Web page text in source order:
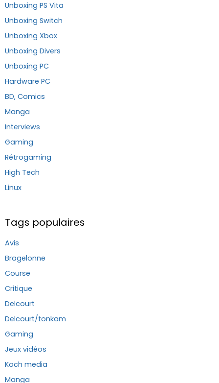
Unboxing PS Vita
Unboxing Switch
Unboxing Xbox
Unboxing Divers
Unboxing PC
Hardware PC
BD, Comics
Manga
Interviews
Gaming
Rétrogaming
High Tech
Linux
Tags populaires
Avis
Bragelonne
Course
Critique
Delcourt
Delcourt/tonkam
Gaming
Jeux vidéos
Koch media
Manga